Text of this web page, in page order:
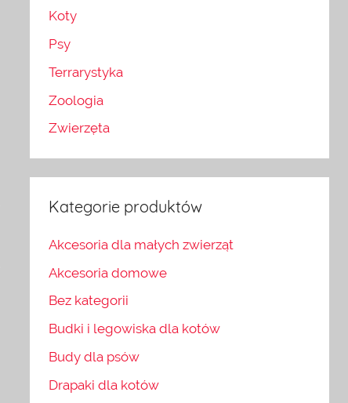
Koty
Psy
Terrarystyka
Zoologia
Zwierzęta
Kategorie produktów
Akcesoria dla małych zwierząt
Akcesoria domowe
Bez kategorii
Budki i legowiska dla kotów
Budy dla psów
Drapaki dla kotów